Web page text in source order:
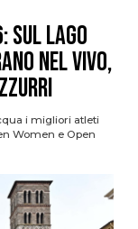
sul Lago
nel vivo,
i migliori atleti
Women e Open